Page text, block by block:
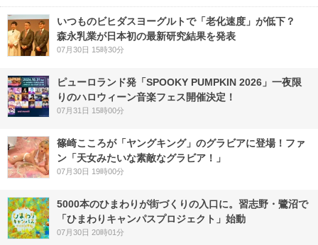
いつものビヒダスヨーグルトで「老化速度」が低下？
森永乳業が日本初の最新研究結果を発表
07月30日 15時30分
ピューロランド発「SPOOKY PUMPKIN 2026」一夜限
りのハロウィーン音楽フェス開催決定！
07月31日 15時00分
篠崎こころが「ヤングキング」のグラビアに登場！ファ
ン「天女みたいな素敵なグラビア！」
07月30日 19時00分
5000本のひまわりが街づくりの入口に。習志野・鷺沼で
「ひまわりキャンパスプロジェクト」始動
07月30日 20時01分